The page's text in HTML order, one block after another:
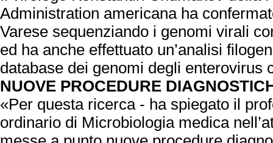
Administration americana ha
Varese sequenziando i genomi virali
ed ha anche effettuato un’analisi
database dei genomi degli enterovirus
NUOVE PROCEDURE
«Per questa ricerca - ha spiegato il
ordinario di Microbiologia medica